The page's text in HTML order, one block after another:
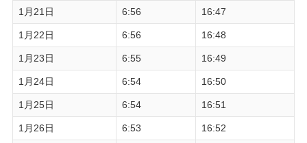
1月21日 6:56 16:47
1月22日 6:56 16:48
1月23日 6:55 16:49
1月24日 6:54 16:50
1月25日 6:54 16:51
1月26日 6:53 16:52